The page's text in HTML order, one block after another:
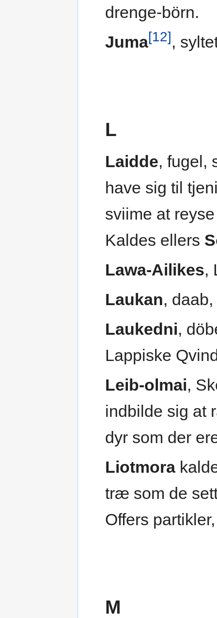
drenge-börn.
Juma[12],
L
Laidde, fugel,
have sig til
sviime at
Kaldes ellers
Lawa-Ailikes,
Laukan,
Laukedni,
Lappiske
Leib-olmai,
indbilde sig at
dyr som der
Liotmora
træ som de
Offers
M